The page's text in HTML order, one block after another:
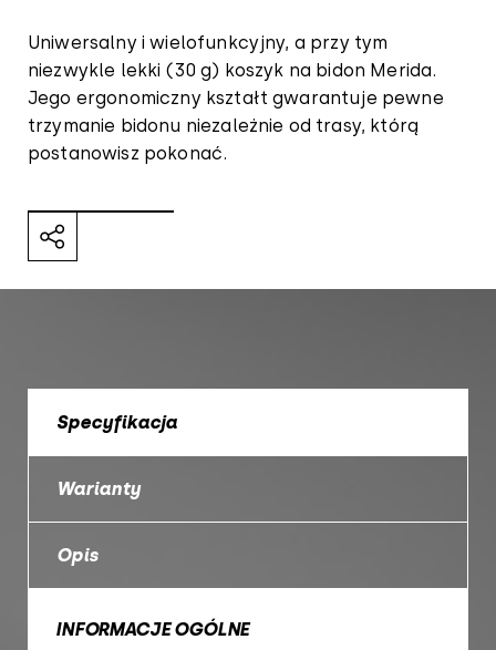
Uniwersalny i wielofunkcyjny, a przy tym
niezwykle lekki (30 g) koszyk na bidon Merida.
Jego ergonomiczny kształt gwarantuje pewne
trzymanie bidonu niezależnie od trasy, którą
postanowisz pokonać.
Specyfikacja
Warianty
Opis
INFORMACJE OGÓLNE